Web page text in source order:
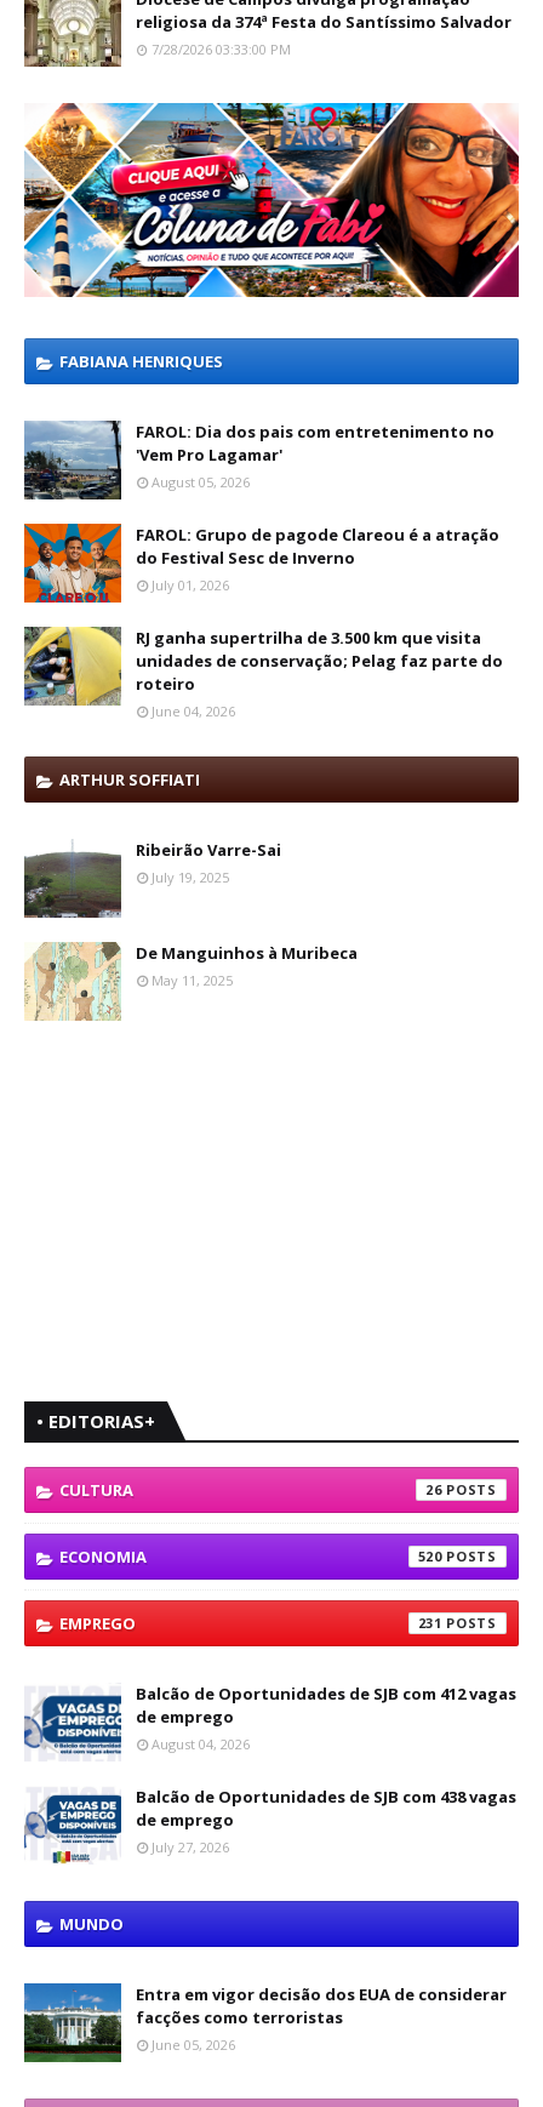
religiosa da 374ª Festa do Santíssimo Salvador
7/28/2026 03:33:00 PM
FABIANA HENRIQUES
FAROL: Dia dos pais com entretenimento no
'Vem Pro Lagamar'
August 05, 2026
FAROL: Grupo de pagode Clareou é a atração
do Festival Sesc de Inverno
July 01, 2026
RJ ganha supertrilha de 3.500 km que visita
unidades de conservação; Pelag faz parte do
roteiro
June 04, 2026
ARTHUR SOFFIATI
Ribeirão Varre-Sai
July 19, 2025
De Manguinhos à Muribeca
May 11, 2025
• EDITORIAS+
CULTURA 26
ECONOMIA 520
EMPREGO 231
Balcão de Oportunidades de SJB com 412 vagas
de emprego
August 04, 2026
Balcão de Oportunidades de SJB com 438 vagas
de emprego
July 27, 2026
MUNDO
Entra em vigor decisão dos EUA de considerar
facções como terroristas
June 05, 2026